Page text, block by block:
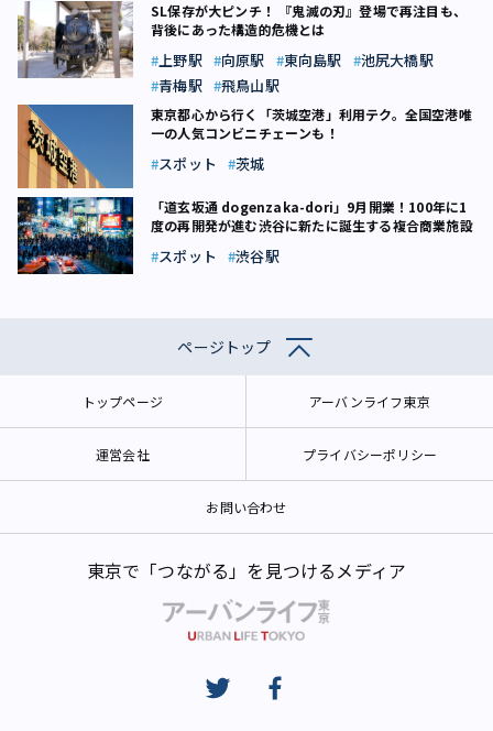
SL保存が大ピンチ！ 『鬼滅の刃』登場で再注目も、
背後にあった構造的危機とは
上野駅 向原駅 東向島駅
池尻大橋駅
青梅駅
飛鳥山駅
東京都心から行く「茨城空港」利用テク。全国空港唯
一の人気コンビニチェーンも！
スポット 茨城
「道玄坂通 dogenzaka-dori」9月開業！100年に1
度の再開発が進む渋谷に新たに誕生する複合商業施設
スポット 渋谷駅
ページトップ
トップページ アーバンライフ東京
運営会社 プライバシーポリシー
お問い合わせ
東京で「つながる」を見つけるメディア